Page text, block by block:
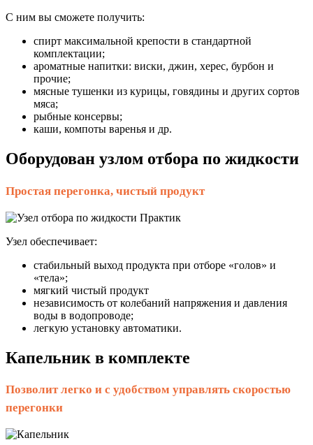
С ним вы сможете получить:
спирт максимальной крепости в стандартной
комплектации;
ароматные напитки: виски, джин, херес, бурбон и
прочие;
мясные тушенки из курицы, говядины и других сортов
мяса;
рыбные консервы;
каши, компоты варенья и др.
Оборудован узлом отбора по жидкости
Простая перегонка, чистый продукт
Узел обеспечивает:
стабильный выход продукта при отборе «голов» и
«тела»;
мягкий чистый продукт
независимость от колебаний напряжения и давления
воды в водопроводе;
легкую установку автоматики.
Капельник в комплекте
Позволит легко и с удобством управлять скоростью
перегонки